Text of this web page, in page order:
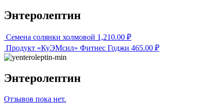
Энтеролептин
Семена солянки холмовой 1,210.00 ₽
Продукт «КуЭМсил» Фитнес Годжи 465.00 ₽
Энтеролептин
Отзывов пока нет.